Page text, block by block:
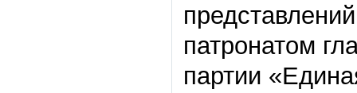
патронатом
партии